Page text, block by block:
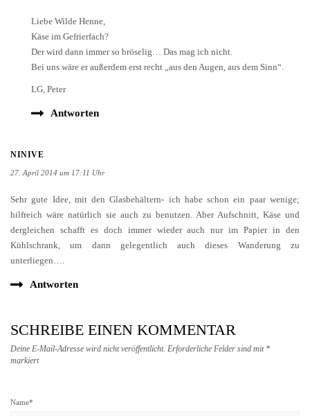
Liebe Wilde Henne,
Käse im Gefrierfach?
Der wird dann immer so bröselig… Das mag ich nicht.
Bei uns wäre er außerdem erst recht „aus den Augen, aus dem Sinn“.
LG, Peter
Antworten
NINIVE
27. April 2014 um 17:11 Uhr
Sehr gute Idee, mit den Glasbehältern- ich habe schon ein paar wenige;
hilfreich wäre natürlich sie auch zu benutzen. Aber Aufschnitt, Käse und
dergleichen schafft es doch immer wieder auch nur im Papier in den
Kühlschrank, um dann gelegentlich auch dieses Wanderung zu
unterliegen….
Antworten
SCHREIBE EINEN KOMMENTAR
Deine E-Mail-Adresse wird nicht veröffentlicht. Erforderliche Felder sind mit *
markiert
Name*